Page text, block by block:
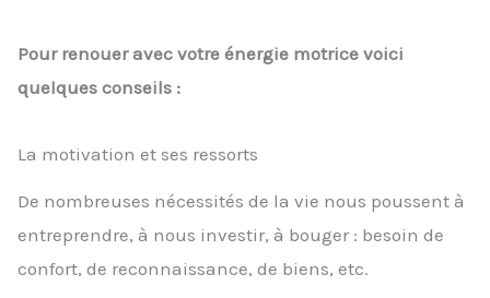
Pour renouer avec votre énergie motrice voici
quelques conseils :
La motivation et ses ressorts
De nombreuses nécessités de la vie nous poussent à
entreprendre, à nous investir, à bouger : besoin de
confort, de reconnaissance, de biens, etc.